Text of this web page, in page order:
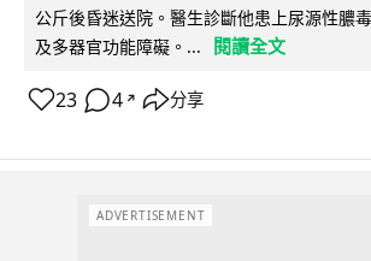
公斤後昏迷送院。醫生診斷他患上尿源性膿
及多器官功能障礙。...
閱讀全文
23 4 ↗ 分享
ADVERTISEMENT